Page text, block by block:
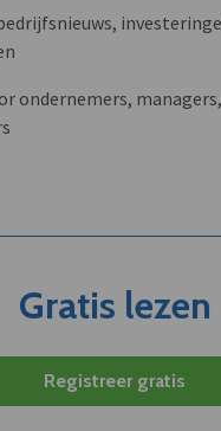
ondernemers,
Gratis lezen
Registreer gratis